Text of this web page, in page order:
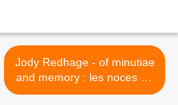
Jody Redhage - of minutiae
and memory : les noces du
violoncelle et de